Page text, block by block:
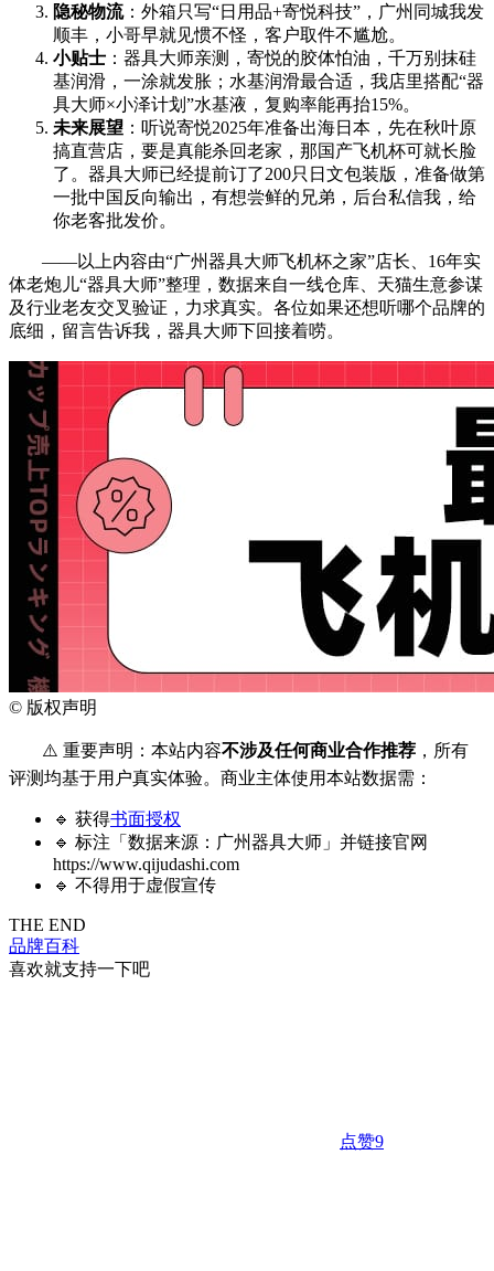
隐秘物流：外箱只写“日用品+寄悦科技”，广州同城我发
顺丰，小哥早就见惯不怪，客户取件不尴尬。
小贴士 ：器具大师亲测，寄悦的胶体怕油，千万别抹硅
基润滑，一涂就发胀；水基润滑最合适，我店里搭配“器
具大师×小泽计划”水基液，复购率能再抬15%。
未来展望 ：听说寄悦2025年准备出海日本，先在秋叶原
搞直营店，要是真能杀回老家，那国产飞机杯可就长脸
了。器具大师已经提前订了200只日文包装版，准备做第
一批中国反向输出，有想尝鲜的兄弟，后台私信我，给
你老客批发价。
——以上内容由“广州器具大师飞机杯之家”店长、16年实
体老炮儿“器具大师”整理，数据来自一线仓库、天猫生意参谋
及行业老友交叉验证，力求真实。各位如果还想听哪个品牌的
底细，留言告诉我，器具大师下回接着唠。
© 版权声明
⚠️ 重要声明：本站内容不涉及任何商业合作推荐 ，所有
评测均基于用户真实体验。商业主体使用本站数据需：
🔹 获得书面授权
🔹 标注「数据来源：广州器具大师」并链接官网
https://www.qijudashi.com
🔹 不得用于虚假宣传
THE END
品牌百科
喜欢就支持一下吧
点赞9